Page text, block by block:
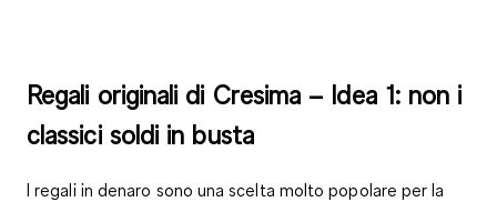
Regali originali di Cresima – Idea 1: non i
classici soldi in busta
I regali in denaro sono una scelta molto popolare per la